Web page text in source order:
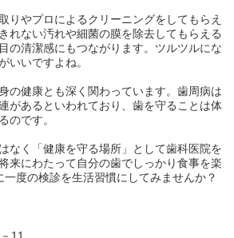
りやプロによるクリーニングをしてもらえ
れない汚れや細菌の膜を除去してもらえる
の清潔感にもつながります。ツルツルにな
いいですよね。
の健康とも深く関わっています。歯周病は
があるといわれており、歯を守ることは体
のです。
なく「健康を守る場所」として歯科医院を
来にわたって自分の歯でしっかり食事を楽
一度の検診を生活習慣にしてみませんか？